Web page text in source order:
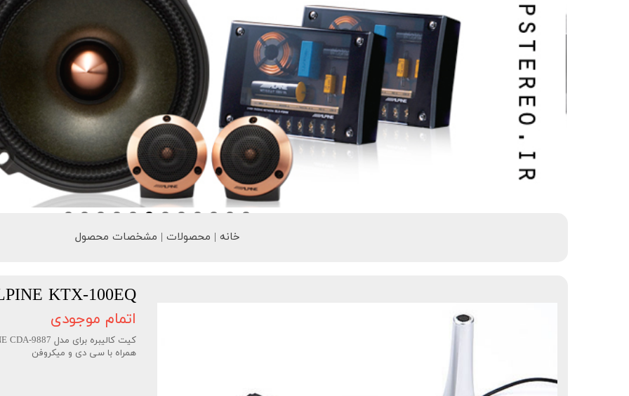
خانه | محصولات | مشخصات محصول
KTX-100EQ
اتمام موجودی
کیت کالیبره برای مدل ALPINE CDA-9887
همراه با سی دی و میکروفن